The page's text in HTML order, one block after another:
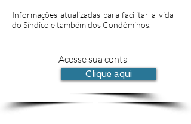
Informações atualizadas para facilitar a vida
do Síndico e também dos Condôminos.
Acesse sua conta
Clique aqui